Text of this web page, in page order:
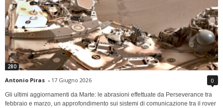
280
Antonio Piras - 17 Giugno 2026 0
Gli ultimi aggiornamenti da Marte: le abrasioni effettuate da Perseverance tra
febbraio e marzo, un approfondimento sui sistemi di comunicazione tra il rover